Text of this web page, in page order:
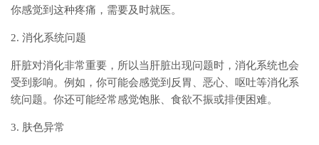
你感觉到这种疼痛，需要及时就医。
2. 消化系统问题
肝脏对消化非常重要，所以当肝脏出现问题时，消化系统也会
受到影响。例如，你可能会感觉到反胃、恶心、呕吐等消化系
统问题。你还可能经常感觉饱胀、食欲不振或排便困难。
3. 肤色异常